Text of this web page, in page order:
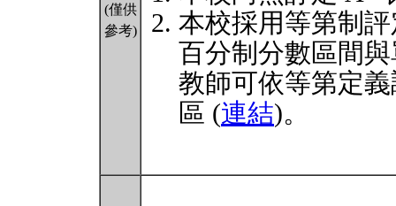
(僅供
參考)
本校採用等第制
百分制分數區間
教師可依等第定
區 (連結)。